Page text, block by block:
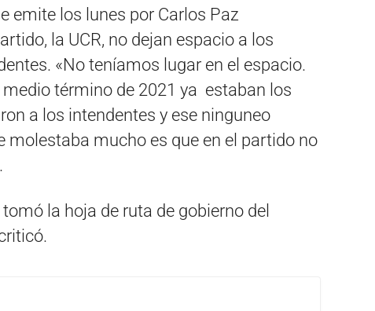
emite los lunes por Carlos Paz
la UCR, no dejan espacio a los
«No teníamos lugar en el espacio.
término de 2021 ya estaban los
a los intendentes y ese ninguneo
molestaba mucho es que en el partido no
la hoja de ruta de gobierno del